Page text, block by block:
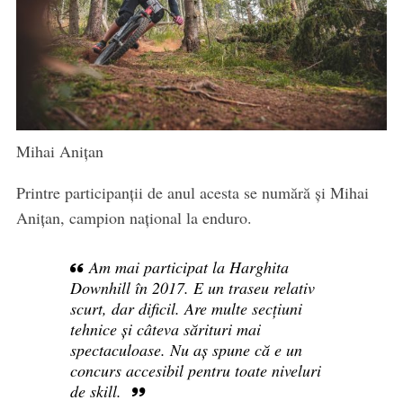
Mihai Anițan
Printre participanții de anul acesta se numără și Mihai
Anițan, campion național la enduro.
Am mai participat la Harghita
Downhill în 2017. E un traseu relativ
scurt, dar dificil. Are multe secțiuni
tehnice și câteva sărituri mai
spectaculoase. Nu aș spune că e un
concurs accesibil pentru toate niveluri
de skill.